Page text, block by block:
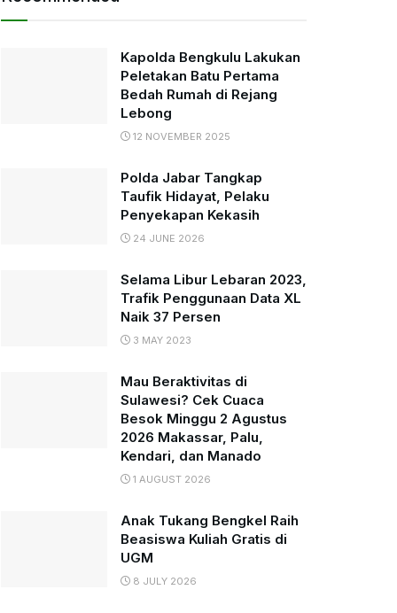
Kapolda Bengkulu Lakukan
Peletakan Batu Pertama
Bedah Rumah di Rejang
Lebong
12 NOVEMBER 2025
Polda Jabar Tangkap
Taufik Hidayat, Pelaku
Penyekapan Kekasih
24 JUNE 2026
Selama Libur Lebaran 2023,
Trafik Penggunaan Data XL
Naik 37 Persen
3 MAY 2023
Mau Beraktivitas di
Sulawesi? Cek Cuaca
Besok Minggu 2 Agustus
2026 Makassar, Palu,
Kendari, dan Manado
1 AUGUST 2026
Anak Tukang Bengkel Raih
Beasiswa Kuliah Gratis di
UGM
8 JULY 2026